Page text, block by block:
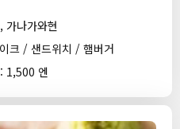
가나가와현
크 / 샌드위치 / 햄버거
1,500 엔